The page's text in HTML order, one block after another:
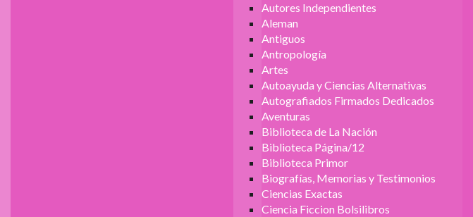
Autores Independientes
Aleman
Antiguos
Antropología
Artes
Autoayuda y Ciencias Alternativas
Autografiados Firmados Dedicados
Aventuras
Biblioteca de La Nación
Biblioteca Página/12
Biblioteca Primor
Biografías, Memorias y Testimonios
Ciencias Exactas
Ciencia Ficcion Bolsilibros